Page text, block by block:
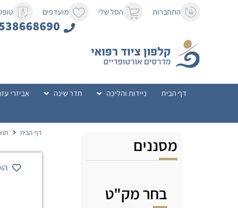
התחברות הסל שלי מועדפים
דף הבית ניידות והליכה חדר שינה אביזרי
מסננים
בחר מק"ט
דף הבית